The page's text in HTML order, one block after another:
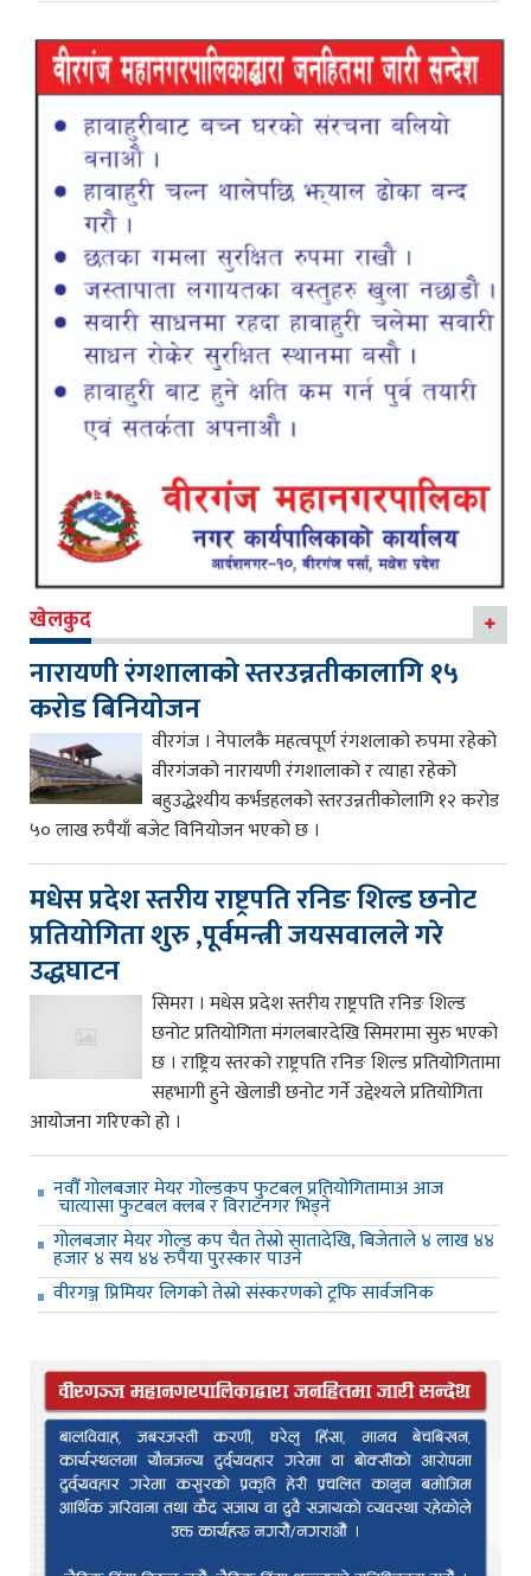
खेलकुद
नारायणी रंगशालाको स्तरउन्नतीकालागि १५
करोड बिनियोजन
वीरगंज । नेपालकै महत्वपूर्ण रंगशलाको रुपमा रहेको
वीरगंजको नारायणी रंगशालाको र त्याहा रहेको
बहुउद्धेश्यीय कर्भडहलको स्तरउन्नतीकोलागि १२ करोड
५० लाख रुपैयाँ बजेट विनियोजन भएको छ ।
मधेस प्रदेश स्तरीय राष्ट्रपति रनिङ शिल्ड छनोट
प्रतियोगिता शुरु ,पूर्वमन्त्री जयसवालले गरे
उद्धघाटन
सिमरा । मधेस प्रदेश स्तरीय राष्ट्रपति रनिङ शिल्ड
छनोट प्रतियोगिता मंगलबारदेखि सिमरामा सुरु भएको
छ । राष्ट्रिय स्तरको राष्ट्रपति रनिङ शिल्ड प्रतियोगितामा
सहभागी हुने खेलाडी छनोट गर्ने उद्देश्यले प्रतियोगिता
आयोजना गरिएको हो ।
नवौँ गोलबजार मेयर गोल्डकप फुटबल प्रतियोगितामाअ आज
चात्यासा फुटबल क्लब र विराटनगर भिड्ने
गोलबजार मेयर गोल्ड कप चैत तेस्रो सातादेखि, बिजेताले ४ लाख ४४
हजार ४ सय ४४ रुपैया पुरस्कार पाउने
वीरगञ्ज प्रिमियर लिगको तेस्रो संस्करणको ट्रफि सार्वजनिक